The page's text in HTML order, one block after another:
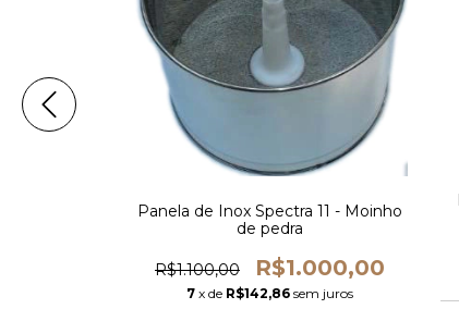
Panela de Inox Spectra 11 - Moinho
de pedra
R$1.100,00 R$1.000,00
7 x de R$142,86 sem juros